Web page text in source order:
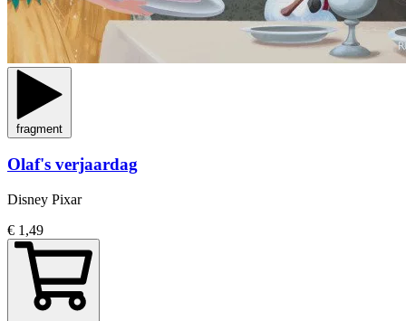
fragment
Olaf's verjaardag
Disney Pixar
€ 1,49